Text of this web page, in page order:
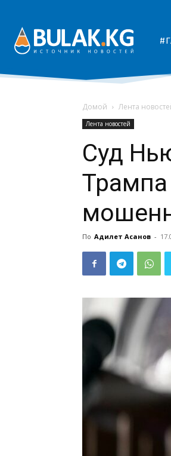
Домой Лента
Лента новостей
Суд
По Адилет Асанов -